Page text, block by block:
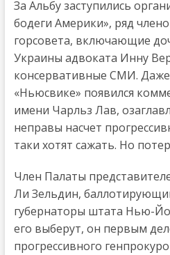
За Альбу заступились
бодеги Америки», ряд
горсовета, включающие
Украины адвоката Инну
консервативные СМИ.
«Ньюсвике» появился
имени Чарльз Лав,
неправы насчет
таки хотят сажать. Но
Член Палаты
Ли Зельдин,
губернаторы штата Нью-
его выберут, он первым
прогрессивного